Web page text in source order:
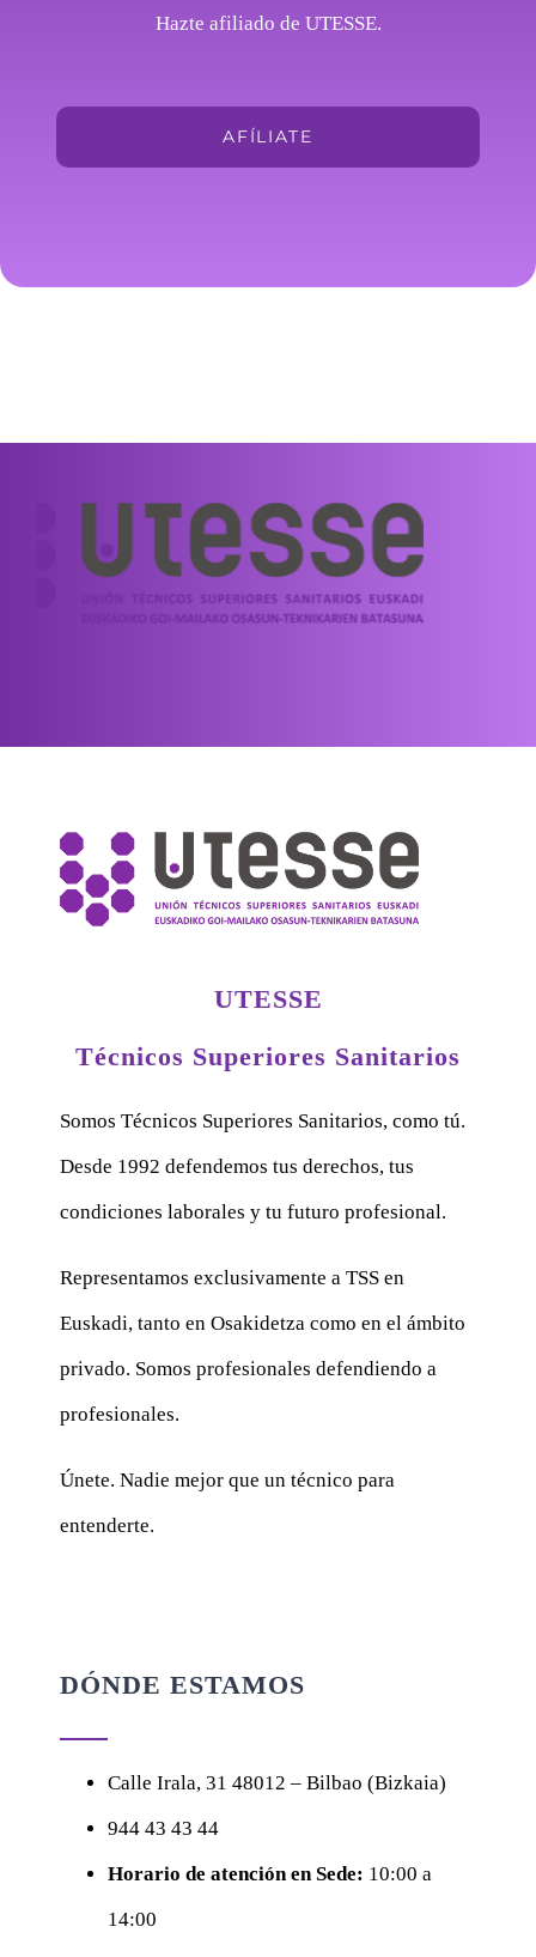
Hazte afiliado de UTESSE.
AFÍLIATE
UTESSE
Técnicos Superiores Sanitarios
Somos Técnicos Superiores Sanitarios, como tú.
Desde 1992 defendemos tus derechos, tus
condiciones laborales y tu futuro profesional.
Representamos exclusivamente a TSS en
Euskadi, tanto en Osakidetza como en el ámbito
privado. Somos profesionales defendiendo a
profesionales.
Únete. Nadie mejor que un técnico para
entenderte.
DÓNDE ESTAMOS
Calle Irala, 31 48012 – Bilbao (Bizkaia)
944 43 43 44
Horario de atención en Sede: 10:00 a
14:00